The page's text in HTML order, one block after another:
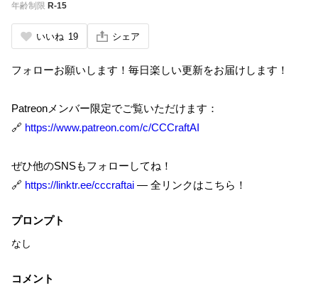
年齢制限 R-15
いいね 19 シェア
フォローお願いします！毎日楽しい更新をお届けします！
Patreonメンバー限定でご覧いただけます：
🔗 https://www.patreon.com/c/CCCraftAI
ぜひ他のSNSもフォローしてね！
🔗 https://linktr.ee/cccraftai — 全リンクはこちら！
プロンプト
なし
コメント